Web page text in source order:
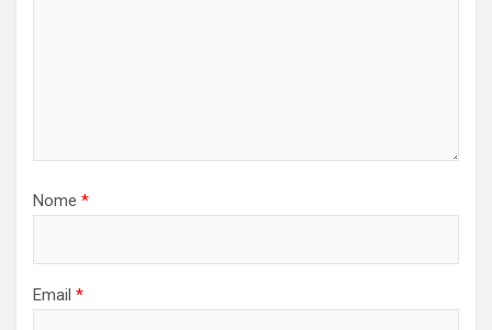
Nome *
Email *